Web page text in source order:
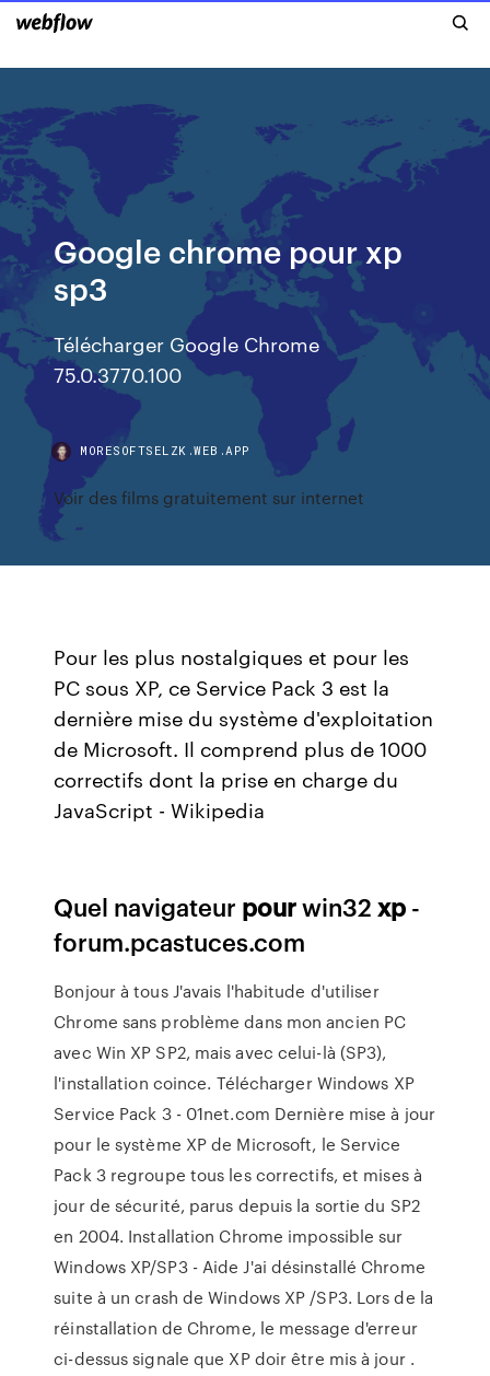
Google chrome pour xp
sp3
Télécharger Google Chrome
75.0.3770.100
MORESOFTSELZK.WEB.APP
Voir des films gratuitement sur internet
Pour les plus nostalgiques et pour les
PC sous XP, ce Service Pack 3 est la
dernière mise du système d'exploitation
de Microsoft. Il comprend plus de 1000
correctifs dont la prise en charge du
JavaScript - Wikipedia
Quel navigateur pourwin32xp -
forum.pcastuces.com
Bonjour à tous J'avais l'habitude d'utiliser
Chrome sans problème dans mon ancien PC
avec Win XP SP2, mais avec celui-là (SP3),
l'installation coince. Télécharger Windows XP
Service Pack 3 - 01net.com Dernière mise à jour
pour le système XP de Microsoft, le Service
Pack 3 regroupe tous les correctifs, et mises à
jour de sécurité, parus depuis la sortie du SP2
en 2004. Installation Chrome impossible sur
Windows XP/SP3 - Aide J'ai désinstallé Chrome
suite à un crash de Windows XP /SP3. Lors de la
réinstallation de Chrome, le message d'erreur
ci-dessus signale que XP doir être mis à jour .